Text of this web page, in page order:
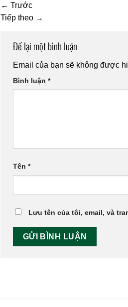
← Trước
Tiếp theo →
Để lại một bình luận
Email của bạn sẽ không được
Bình luận *
Tên *
Lưu tên của tôi, email, và